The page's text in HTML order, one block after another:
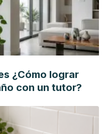
¿Cómo lograr
con un tutor?